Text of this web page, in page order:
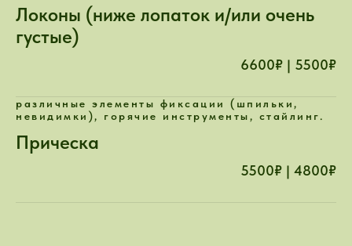
Локоны (ниже лопаток и/или очень
густые)
6600₽ | 5500₽
различные элементы фиксации (шпильки,
невидимки), горячие инструменты, стайлинг.
Прическа
5500₽ | 4800₽